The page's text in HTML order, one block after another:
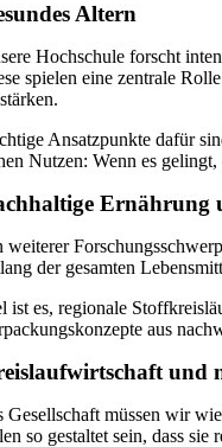
Altern
Hochschule forscht
spielen eine zentrale
Ansatzpunkte dafür
Nutzen: Wenn es
Ernährung
weiterer
der gesamten
ist es, regionale
aus
und
Gesellschaft müssen wir
so gestaltet sein, dass